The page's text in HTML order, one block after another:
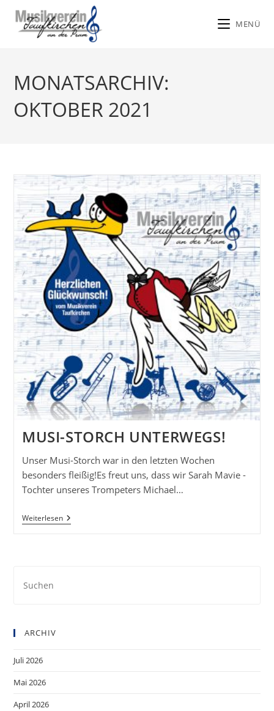
springen
MENÜ
MONATSARCHIV:
OKTOBER 2021
MUSI-STORCH UNTERWEGS!
Unser Musi-Storch war in den letzten Wochen
besonders fleißig!Es freut uns, dass wir Sarah Mavie -
Tochter unseres Trompeters Michael…
WeiterlesenMusi-
Storch
ARCHIV
Juli 2026
Mai 2026
April 2026